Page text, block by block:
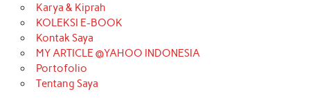
Karya & Kiprah
KOLEKSI E-BOOK
Kontak Saya
MY ARTICLE @YAHOO INDONESIA
Portofolio
Tentang Saya